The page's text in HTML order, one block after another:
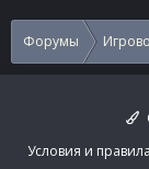
Форумы
Условия и правила